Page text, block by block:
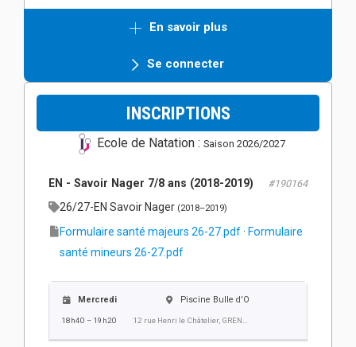
En savoir plus
Se connecter
INSCRIPTIONS
Ecole de Natation : Saison 2026/2027
EN - Savoir Nager 7/8 ans (2018-2019) #190164
26/27-EN Savoir Nager (2018–2019)
Formulaire santé majeurs 26-27.pdf · Formulaire
santé mineurs 26-27.pdf
Mercredi
18h40 – 19h20
Piscine Bulle d'O